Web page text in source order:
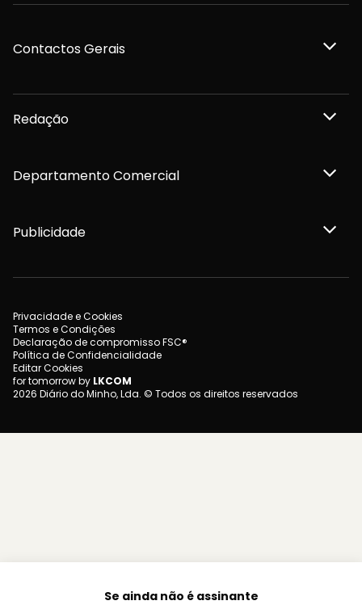
Se ainda não é assinante
Contactos Gerais
Redação
Departamento Comercial
Publicidade
Privacidade e Cookies
Termos e Condições
Declaração de compromisso FSC®
Política de Confidencialidade
Editar Cookies
for tomorrow by LKCOM
2026 Diário do Minho, Lda. © Todos os direitos reservados